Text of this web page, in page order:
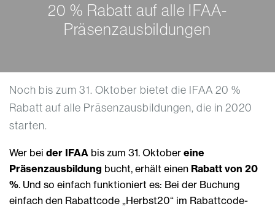
20 % Rabatt auf alle IFAA-
Präsenzausbildungen
Noch bis zum 31. Oktober bietet die IFAA 20 %
Rabatt auf alle Präsenzausbildungen, die in 2020
starten.
Wer bei der IFAA bis zum 31. Oktober eine
Präsenzausbildung bucht, erhält einen Rabatt von 20
%. Und so einfach funktioniert es: Bei der Buchung
einfach den Rabattcode „Herbst20“ im Rabattcode-